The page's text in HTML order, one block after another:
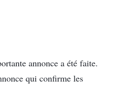
annonce a été faite.
qui confirme les